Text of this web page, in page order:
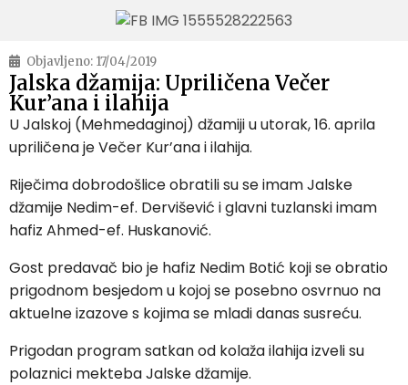
Objavljeno: 17/04/2019
Jalska džamija: Upriličena Večer
Kur’ana i ilahija
U Jalskoj (Mehmedaginoj) džamiji u utorak, 16. aprila
upriličena je Večer Kur’ana i ilahija.
Riječima dobrodošlice obratili su se imam Jalske
džamije Nedim-ef. Dervišević i glavni tuzlanski imam
hafiz Ahmed-ef. Huskanović.
Gost predavač bio je hafiz Nedim Botić koji se obratio
prigodnom besjedom u kojoj se posebno osvrnuo na
aktuelne izazove s kojima se mladi danas susreću.
Prigodan program satkan od kolaža ilahija izveli su
polaznici mekteba Jalske džamije.